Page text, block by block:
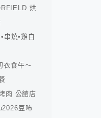
烘
串燒•雞白
衣食午～
肉 公館店
豆咘